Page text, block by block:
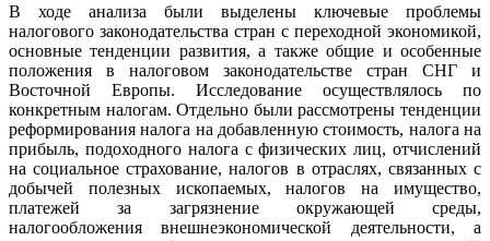
В ходе анализа были выделены ключевые проблемы
налогового законодательства стран с переходной экономикой,
основные тенденции развития, а также общие и особенные
положения в налоговом законодательстве стран СНГ и
Восточной Европы. Исследование осуществлялось по
конкретным налогам. Отдельно были рассмотрены тенденции
реформирования налога на добавленную стоимость, налога на
прибыль, подоходного налога с физических лиц, отчислений
на социальное страхование, налогов в отраслях, связанных с
добычей полезных ископаемых, налогов на имущество,
платежей за загрязнение окружающей среды,
налогообложения внешнеэкономической деятельности, а